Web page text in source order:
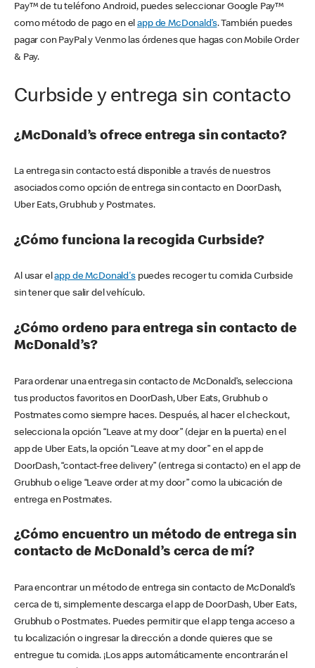
Pay™ de tu teléfono Android, puedes seleccionar Google Pay™
como método de pago en elapp de McDonald’s. También puedes
pagar con PayPal y Venmo las órdenes que hagas con Mobile Order
& Pay.
Curbside y entrega sin contacto
¿McDonald’s ofrece entrega sin contacto?
La entrega sin contacto está disponible a través de nuestros
asociados como opción de entrega sin contacto en DoorDash,
Uber Eats, Grubhub y Postmates.
¿Cómo funciona la recogida Curbside?
Al usar elapp de McDonald'spuedes recoger tu comida Curbside
sin tener que salir del vehículo.
¿Cómo ordeno para entrega sin contacto de
McDonald’s?
Para ordenar una entrega sin contacto de McDonald’s, selecciona
tus productos favoritos en DoorDash, Uber Eats, Grubhub o
Postmates como siempre haces. Después, al hacer el checkout,
selecciona la opción “Leave at my door” (dejar en la puerta) en el
app de Uber Eats, la opción “Leave at my door” en el app de
DoorDash, “contact-free delivery” (entrega si contacto) en el app de
Grubhub o elige “Leave order at my door” como la ubicación de
entrega en Postmates.
¿Cómo encuentro un método de entrega sin
contacto de McDonald’s cerca de mí?
Para encontrar un método de entrega sin contacto de McDonald’s
cerca de ti, simplemente descarga el app de DoorDash, Uber Eats,
Grubhub o Postmates. Puedes permitir que el app tenga acceso a
tu localización o ingresar la dirección a donde quieres que se
entregue tu comida. ¡Los apps automáticamente encontrarán el